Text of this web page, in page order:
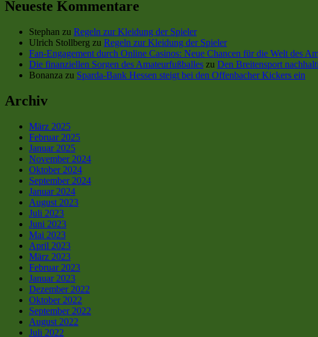
Neueste Kommentare
Stephan zu Regeln zur Kleidung der Spieler
Ulrich Stollberg zu Regeln zur Kleidung der Spieler
Fan-Engagement durch Online Casinos: Neue Chancen für die Welt des
Die finanziellen Sorgen des Amateurfußballes zu Den Breitensport
Bonanza zu Sparda-Bank Hessen steigt bei den Offenbacher Kickers ein
Archiv
März 2025
Februar 2025
Januar 2025
November 2024
Oktober 2024
September 2024
Januar 2024
August 2023
Juli 2023
Juni 2023
Mai 2023
April 2023
März 2023
Februar 2023
Januar 2023
Dezember 2022
Oktober 2022
September 2022
August 2022
Juli 2022